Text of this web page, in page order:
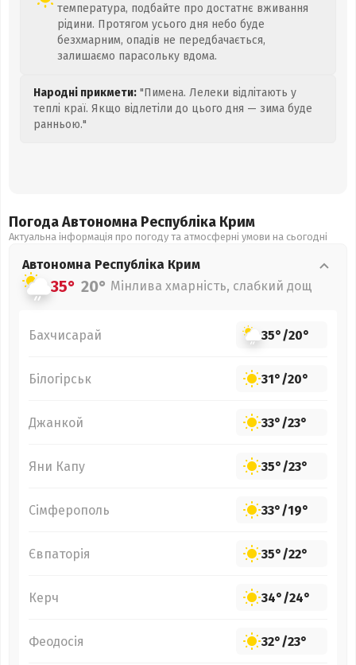
температура, подбайте про достатнє вживання
рідини. Протягом усього дня небо буде
безхмарним, опадів не передбачається,
залишаємо парасольку вдома.
Народні прикмети: "Пимена. Лелеки відлітають у
теплі краї. Якщо відлетіли до цього дня — зима буде
ранньою."
Погода Автономна Республіка Крим
Актуальна інформація про погоду та атмосферні умови на сьогодні
Автономна Республіка Крим
35° 20° Мінлива хмарність, слабкий дощ
Бахчисарай 35°/20°
Білогірськ 31°/20°
Джанкой 33°/23°
Яни Капу 35°/23°
Сімферополь 33°/19°
Євпаторія 35°/22°
Керч 34°/24°
Феодосія 32°/23°